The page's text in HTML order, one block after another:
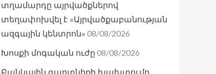
տղամարդը այրվածքներով
տեղափոխվել է «Այրվածքաբանության
ազգային կենտրոն» 08/08/2026
Խոսքի մոգական ուժը 08/08/2026